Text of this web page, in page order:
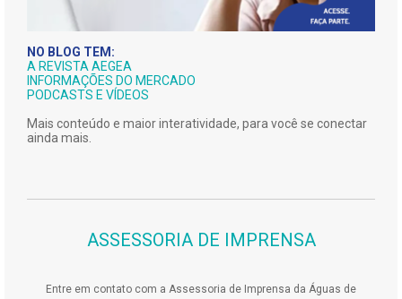
NO BLOG TEM:
A REVISTA AEGEA
INFORMAÇÕES DO MERCADO
PODCASTS E VÍDEOS
Mais conteúdo e maior interatividade, para você se conectar
ainda mais.
ASSESSORIA DE IMPRENSA
Entre em contato com a Assessoria de Imprensa da Águas de